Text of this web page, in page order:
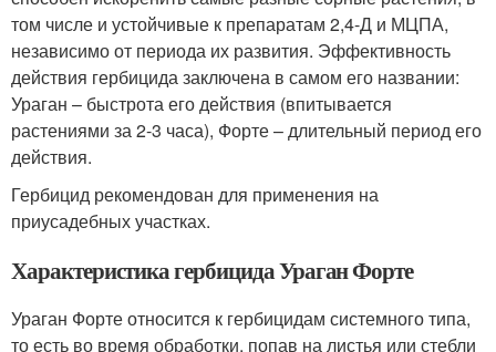
том числе и устойчивые к препаратам 2,4-Д и МЦПА,
независимо от периода их развития. Эффективность
действия гербицида заключена в самом его названии:
Ураган – быстрота его действия (впитывается
растениями за 2-3 часа), Форте – длительный период его
действия.
Гербицид рекомендован для применения на
приусадебных участках.
Характеристика гербицида Ураган Форте
Ураган Форте относится к гербицидам системного типа,
то есть во время обработки, попав на листья или стебли